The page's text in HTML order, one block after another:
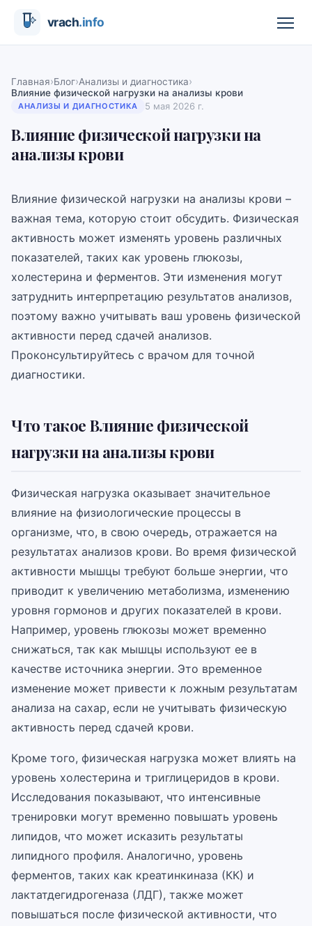
Главная›Блог›Анализы и диагностика›
Влияние физической нагрузки на анализы крови
АНАЛИЗЫ И ДИАГНОСТИКА 5 мая 2026 г.
Влияние физической нагрузки на
анализы крови
Влияние физической нагрузки на анализы крови –
важная тема, которую стоит обсудить. Физическая
активность может изменять уровень различных
показателей, таких как уровень глюкозы,
холестерина и ферментов. Эти изменения могут
затруднить интерпретацию результатов анализов,
поэтому важно учитывать ваш уровень физической
активности перед сдачей анализов.
Проконсультируйтесь с врачом для точной
диагностики.
Что такое Влияние физической
нагрузки на анализы крови
Физическая нагрузка оказывает значительное
влияние на физиологические процессы в
организме, что, в свою очередь, отражается на
результатах анализов крови. Во время физической
активности мышцы требуют больше энергии, что
приводит к увеличению метаболизма, изменению
уровня гормонов и других показателей в крови.
Например, уровень глюкозы может временно
снижаться, так как мышцы используют ее в
качестве источника энергии. Это временное
изменение может привести к ложным результатам
анализа на сахар, если не учитывать физическую
активность перед сдачей крови.
Кроме того, физическая нагрузка может влиять на
уровень холестерина и триглицеридов в крови.
Исследования показывают, что интенсивные
тренировки могут временно повышать уровень
липидов, что может исказить результаты
липидного профиля. Аналогично, уровень
ферментов, таких как креатинкиназа (КК) и
лактатдегидрогеназа (ЛДГ), также может
повышаться после физической активности, что